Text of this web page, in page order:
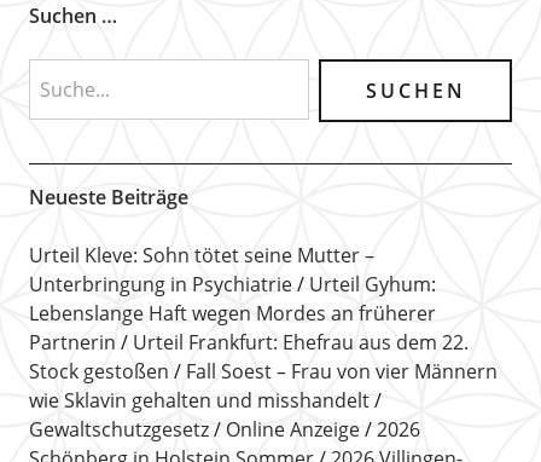
Suchen …
Neueste Beiträge
Urteil Kleve: Sohn tötet seine Mutter –
Unterbringung in Psychiatrie
Urteil Gyhum:
Lebenslange Haft wegen Mordes an früherer
Partnerin
Urteil Frankfurt: Ehefrau aus dem 22.
Stock gestoßen
Fall Soest – Frau von vier Männern
wie Sklavin gehalten und misshandelt
Gewaltschutzgesetz
Online Anzeige
2026